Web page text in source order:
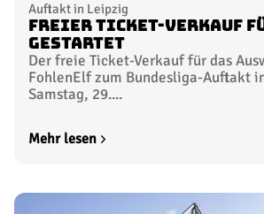
Auftakt in Leipzig
Freier Ticket-Verkauf für
gestartet
Der freie Ticket-Verkauf für das
FohlenElf zum Bundesliga-Auftakt
Samstag, 29....
Mehr lesen